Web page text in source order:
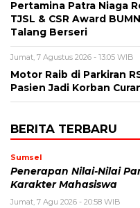
Pertamina Patra Niaga
TJSL & CSR Award
Talang Berseri
Jumat, 7 Agustus 2026 - 13:05 WIB
Motor Raib di Parkiran
Pasien Jadi Korban
BERITA TERBARU
Sumsel
Penerapan Nilai-Nilai
Karakter Mahasiswa
Jumat, 7 Agu 2026 - 20:58 WIB